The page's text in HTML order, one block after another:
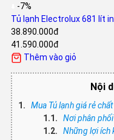
-7%
Tủ lạnh Electrolux 681 lít
38.890.000đ
41.590.000đ
Thêm vào giỏ
Nội
Mua Tủ lạnh giá rẻ
Nơi phân phối
Những lợi ích